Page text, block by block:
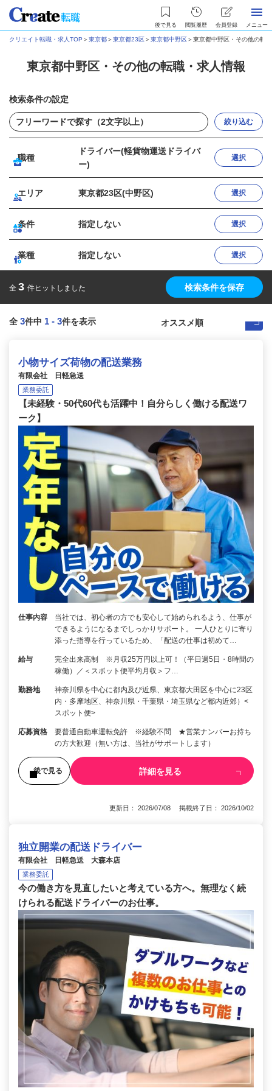
後で見る 閲覧履歴 会員登録 メニュー
クリエイト転職・求人TOP ＞東京都＞東京都23区＞東京都中野区＞東京都中野区・その他の転
東京都中野区・その他の転職・求人情報
検索条件の設定
絞り込む
職種
ドライバー(軽貨物運送ドライバ
ー)
選択
エリア 東京都23区(中野区) 選択
条件 指定しない 選択
業種 指定しない 選択
全 3 件ヒットしました 検索条件を保存
全 3件中 1 - 3件を表示
小物サイズ荷物の配送業務
有限会社 日軽急送
業務委託
【未経験・50代60代も活躍中！自分らしく働ける配送ワ
ーク】
仕事内容
当社では、初心者の方でも安心して始められるよう、仕事が
できるようになるまでしっかりサポート。 一人ひとりに寄り
添った指導を行っているため、「配送の仕事は初めて…
給与
完全出来高制 ※月収25万円以上可！（平日週5日・8時間の
稼働）／＜スポット便平均月収＞フ…
勤務地
神奈川県を中心に都内及び近県、東京都大田区を中心に23区
内・多摩地区、神奈川県・千葉県・埼玉県など都内近郊）<
スポット便>
応募資格
要普通自動車運転免許 ※経験不問 ★営業ナンバーお持ち
の方大歓迎（無い方は、当社がサポートします）
後で見る 詳細を見る
更新日： 2026/07/08 掲載終了日： 2026/10/02
独立開業の配送ドライバー
有限会社 日軽急送 大森本店
業務委託
今の働き方を見直したいと考えている方へ。無理なく続
けられる配送ドライバーのお仕事。